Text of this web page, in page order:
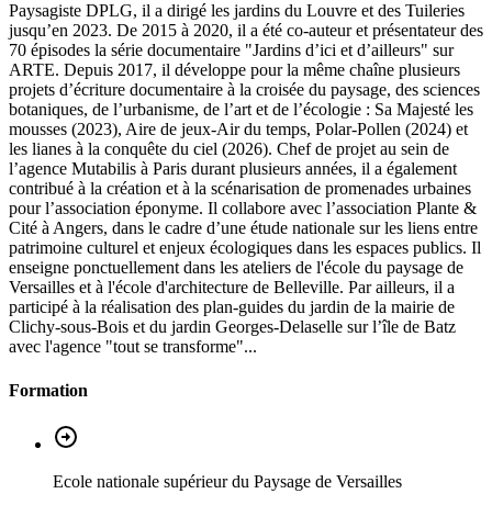
Paysagiste DPLG, il a dirigé les jardins du Louvre et des Tuileries
jusqu’en 2023. De 2015 à 2020, il a été co-auteur et présentateur des
70 épisodes la série documentaire "Jardins d’ici et d’ailleurs" sur
ARTE. Depuis 2017, il développe pour la même chaîne plusieurs
projets d’écriture documentaire à la croisée du paysage, des sciences
botaniques, de l’urbanisme, de l’art et de l’écologie : Sa Majesté les
mousses (2023), Aire de jeux-Air du temps, Polar-Pollen (2024) et
les lianes à la conquête du ciel (2026). Chef de projet au sein de
l’agence Mutabilis à Paris durant plusieurs années, il a également
contribué à la création et à la scénarisation de promenades urbaines
pour l’association éponyme. Il collabore avec l’association Plante &
Cité à Angers, dans le cadre d’une étude nationale sur les liens entre
patrimoine culturel et enjeux écologiques dans les espaces publics. Il
enseigne ponctuellement dans les ateliers de l'école du paysage de
Versailles et à l'école d'architecture de Belleville. Par ailleurs, il a
participé à la réalisation des plan-guides du jardin de la mairie de
Clichy-sous-Bois et du jardin Georges-Delaselle sur l’île de Batz
avec l'agence "tout se transforme"...
Formation
Ecole nationale supérieur du Paysage de Versailles